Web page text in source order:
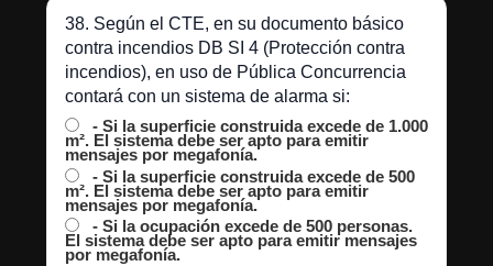
38. Según el CTE, en su documento básico
contra incendios DB SI 4 (Protección contra
incendios), en uso de Pública Concurrencia
contará con un sistema de alarma si:
- Si la superficie construida excede de 1.000
m². El sistema debe ser apto para emitir
mensajes por megafonía.
- Si la superficie construida excede de 500
m². El sistema debe ser apto para emitir
mensajes por megafonía.
- Si la ocupación excede de 500 personas.
El sistema debe ser apto para emitir mensajes
por megafonía.